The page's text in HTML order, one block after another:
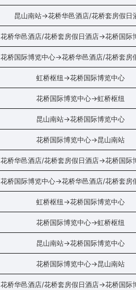
昆山南站→花桥华邑酒店/花桥套房假日
花桥华邑酒店/花桥套房假日酒店→花桥国际
花桥国际博览中心→花桥华邑酒店/花桥套房
虹桥枢纽→花桥国际博览中心
花桥国际博览中心→虹桥枢纽
昆山南站→花桥国际博览中心
花桥国际博览中心→昆山南站
花桥华邑酒店/花桥套房假日酒店→花桥国际
花桥国际博览中心→花桥华邑酒店/花桥套房
虹桥枢纽→花桥国际博览中心
花桥国际博览中心→虹桥枢纽
昆山南站→花桥国际博览中心
花桥国际博览中心→昆山南站
花桥华邑酒店/花桥套房假日酒店→花桥国际